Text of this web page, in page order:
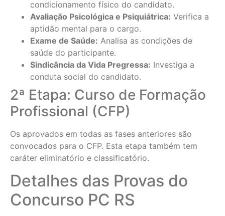
condicionamento físico do candidato.
Avaliação Psicológica e Psiquiátrica: Verifica a
aptidão mental para o cargo.
Exame de Saúde: Analisa as condições de
saúde do participante.
Sindicância da Vida Pregressa: Investiga a
conduta social do candidato.
2ª Etapa: Curso de Formação
Profissional (CFP)
Os aprovados em todas as fases anteriores são
convocados para o CFP. Esta etapa também tem
caráter eliminatório e classificatório.
Detalhes das Provas do
Concurso PC RS